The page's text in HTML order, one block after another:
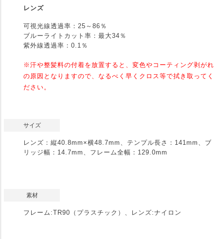
レンズ
可視光線透過率：25～86％
ブルーライトカット率：最大34％
紫外線透過率：0.1％
※汗や整髪料の付着を放置すると、変色やコーティング剥がれ
の原因となりますので、なるべく早くクロス等で拭き取ってく
ださい。
サイズ
レンズ：縦40.8mm×横48.7mm、テンプル長さ：141mm、ブ
リッジ幅：14.7mm、フレーム全幅：129.0mm
素材
フレーム:TR90（プラスチック）、レンズ:ナイロン